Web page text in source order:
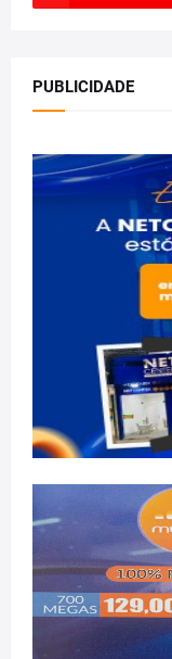
PUBLICIDADE